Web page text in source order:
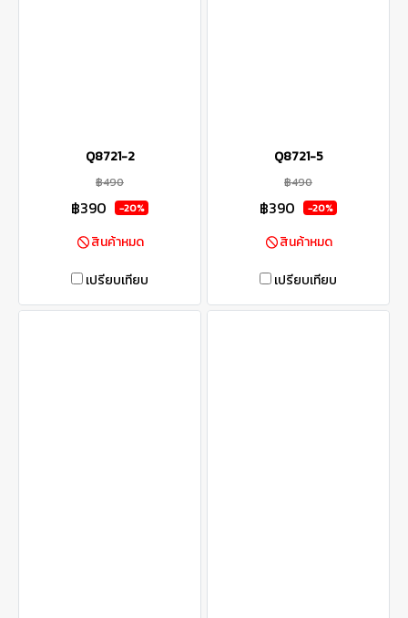
Q8721-2
฿490
฿390 -20%
สินค้าหมด
เปรียบเทียบ
Q8721-5
฿490
฿390 -20%
สินค้าหมด
เปรียบเทียบ